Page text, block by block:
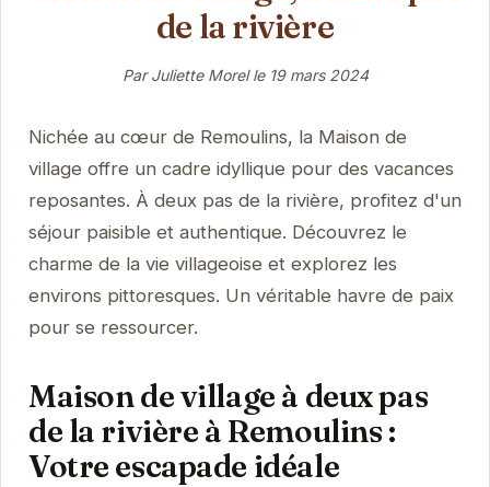
de la rivière
Par Juliette Morel le 19 mars 2024
Nichée au cœur de Remoulins, la Maison de
village offre un cadre idyllique pour des vacances
reposantes. À deux pas de la rivière, profitez d'un
séjour paisible et authentique. Découvrez le
charme de la vie villageoise et explorez les
environs pittoresques. Un véritable havre de paix
pour se ressourcer.
Maison de village à deux pas
de la rivière à Remoulins :
Votre escapade idéale